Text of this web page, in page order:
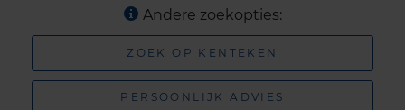
Andere zoekopties:
ZOEK OP KENTEKEN
PERSOONLIJK ADVIES